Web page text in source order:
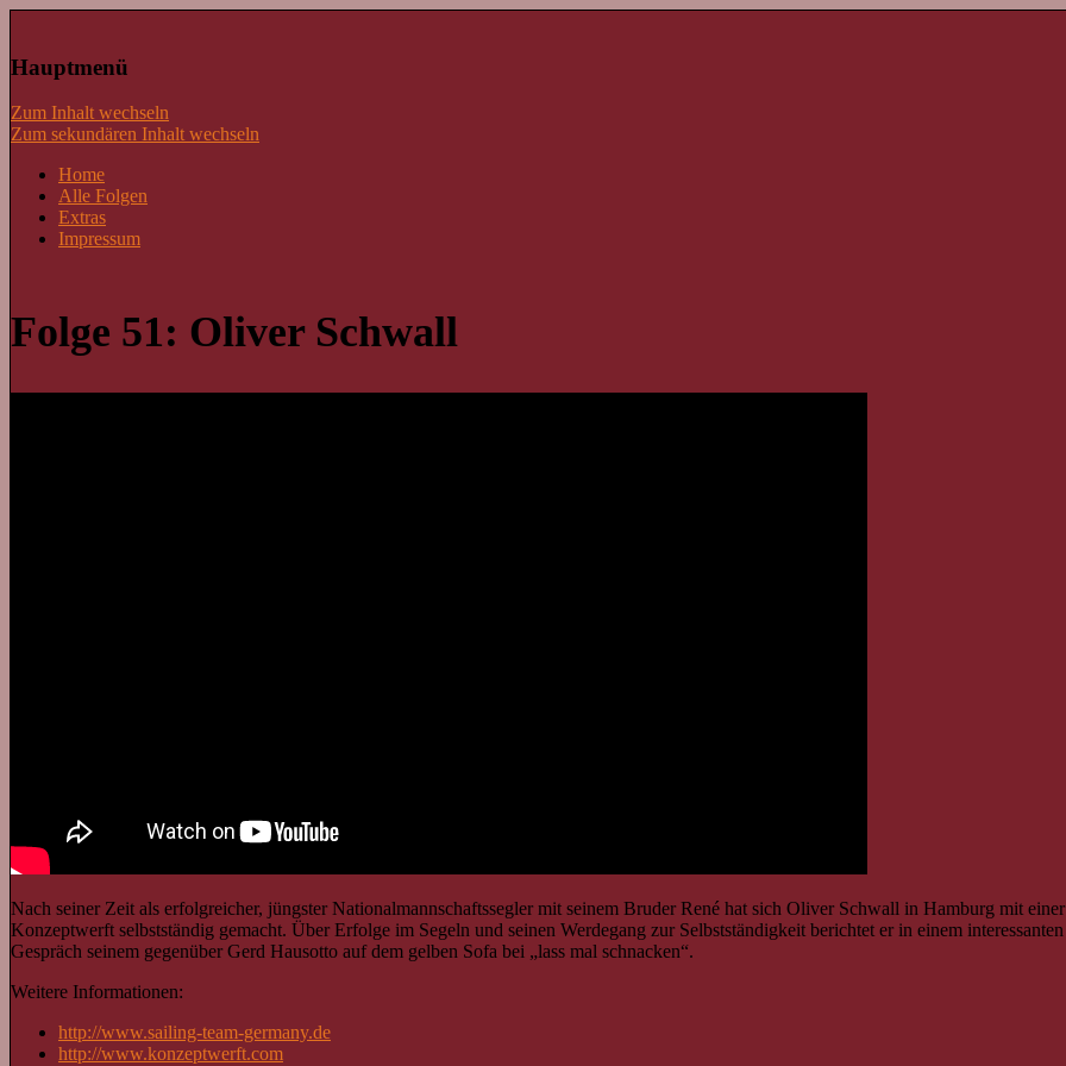
Lass mal schnacken!
Hauptmenü
Zum Inhalt wechseln
Zum sekundären Inhalt wechseln
Home
Alle Folgen
Extras
Impressum
Folge 51: Oliver Schwall
Nach seiner Zeit als erfolgreicher, jüngster Nationalmannschaftssegler mit seinem Bruder René hat sich Oliver Schwall in Hamburg mit einer
Konzeptwerft selbstständig gemacht. Über Erfolge im Segeln und seinen Werdegang zur Selbstständigkeit berichtet er in einem interessanten
Gespräch seinem gegenüber Gerd Hausotto auf dem gelben Sofa bei „lass mal schnacken“.
Weitere Informationen:
http://www.sailing-team-germany.de
http://www.konzeptwerft.com